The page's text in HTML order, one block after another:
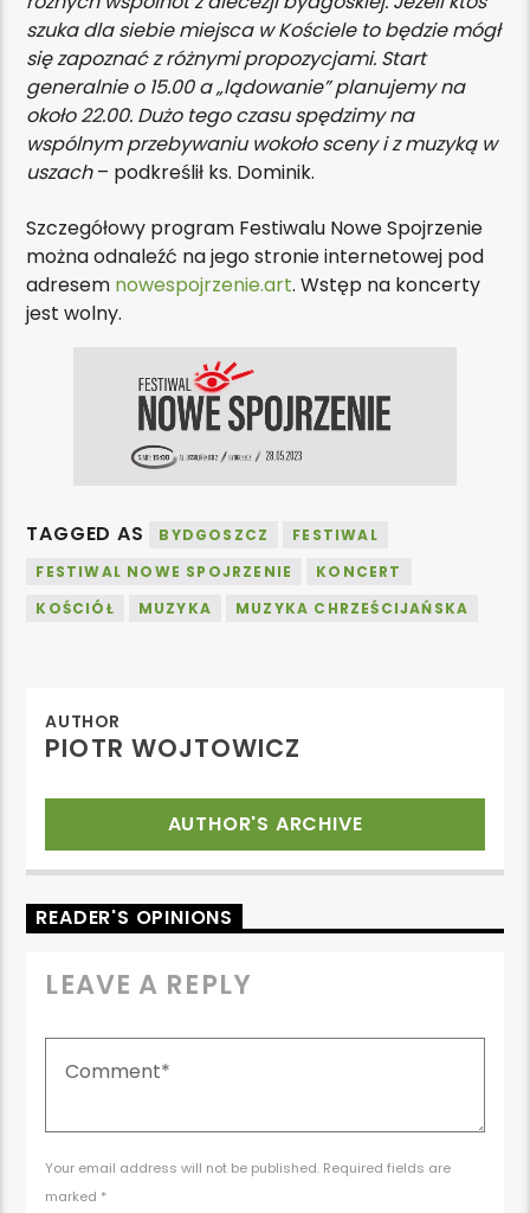
szuka dla siebie miejsca w Kościele to będzie mógł
się zapoznać z różnymi propozycjami. Start
generalnie o 15.00 a „lądowanie” planujemy na
około 22.00. Dużo tego czasu spędzimy na
wspólnym przebywaniu wokoło sceny i z muzyką w
uszach– podkreślił ks. Dominik.
Szczegółowy program Festiwalu Nowe Spojrzenie
można odnaleźć na jego stronie internetowej pod
adresem nowespojrzenie.art. Wstęp na koncerty
jest wolny.
TAGGED AS BYDGOSZCZ
FESTIWAL
FESTIWAL NOWE SPOJRZENIE
KONCERT
KOŚCIÓŁ
MUZYKA MUZYKA CHRZEŚCIJAŃSKA
AUTHOR
PIOTR WOJTOWICZ
AUTHOR'S ARCHIVE
READER'S OPINIONS
LEAVE A REPLY
Your email address will not be published. Required fields are
marked *